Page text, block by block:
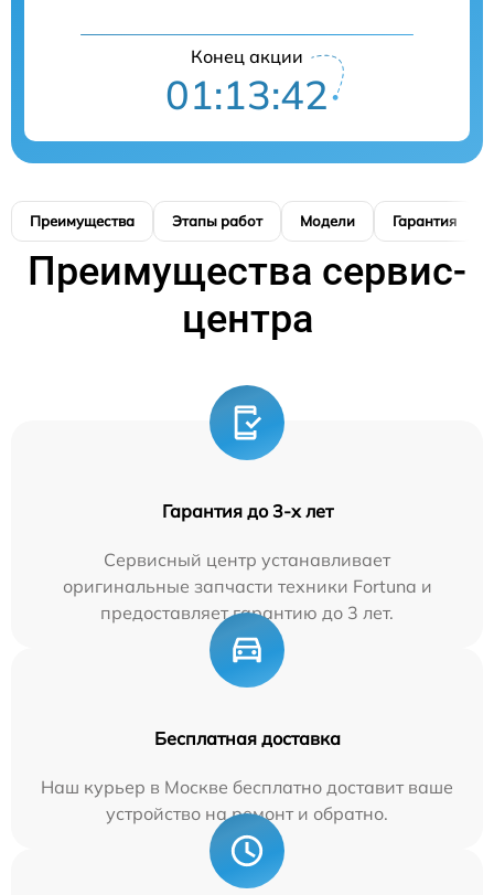
Конец акции
01:13:42
Преимущества Этапы работ Модели Гарантия
Преимущества сервис-
центра
Гарантия до 3-х лет
Сервисный центр устанавливает
оригинальные запчасти техники Fortuna и
предоставляет гарантию до 3 лет.
Бесплатная доставка
Наш курьер в Москве бесплатно доставит ваше
устройство на ремонт и обратно.